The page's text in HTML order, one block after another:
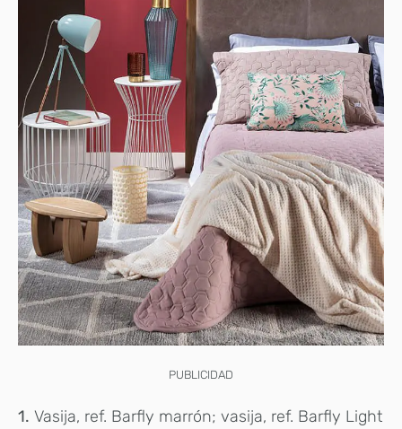
PUBLICIDAD
1. Vasija, ref. Barfly marrón; vasija, ref. Barfly Light